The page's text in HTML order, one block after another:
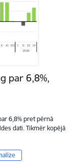
par 6,8%,
6,8% pret pērnā
dati. Tikmēr kopējā